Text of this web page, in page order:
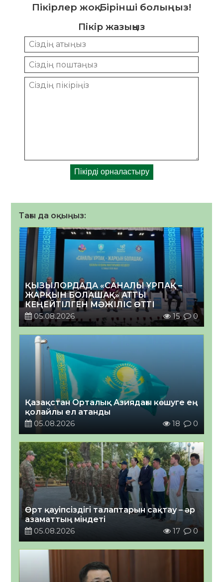
Пікірлер жоқ. Бірінші болыңыз!
Пікір жазыңыз
Тағы да оқыңыз:
ҚЫЗЫЛОРДАДА «САНАЛЫ ҰРПАҚ –
ЖАРҚЫН БОЛАШАҚ» АТТЫ
КЕҢЕЙТІЛГЕН МӘЖІЛІС ӨТТІ
05.08.2026
15 0
Қазақстан Орталық Азиядағы көшуге ең
қолайлы ел атанды
05.08.2026
18 0
Өрт қауіпсіздігі талаптарын сақтау – әр
азаматтың міндеті
05.08.2026
17 0